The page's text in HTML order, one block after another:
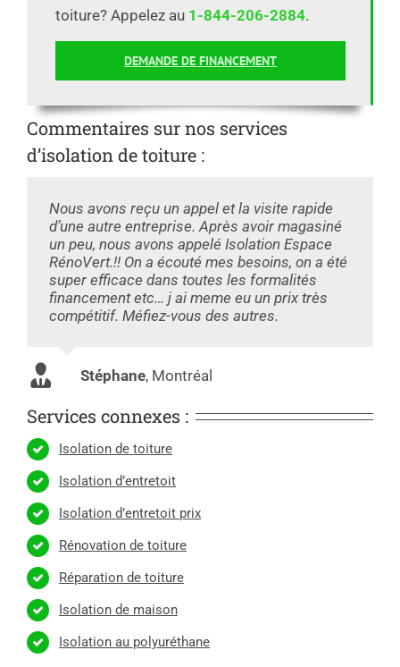
toiture? Appelez au 1-844-206-2884.
DEMANDE DE FINANCEMENT
Commentaires sur nos services
d’isolation de toiture :
Nous avons reçu un appel et la visite rapide
d’une autre entreprise. Après avoir magasiné
un peu, nous avons appelé Isolation Espace
RénoVert.!! On a écouté mes besoins, on a été
super efficace dans toutes les formalités
financement etc… j ai meme eu un prix très
compétitif. Méfiez-vous des autres.
Stéphane, Montréal
Services connexes :
Isolation de toiture
Isolation d’entretoit
Isolation d’entretoit prix
Rénovation de toiture
Réparation de toiture
Isolation de maison
Isolation au polyuréthane